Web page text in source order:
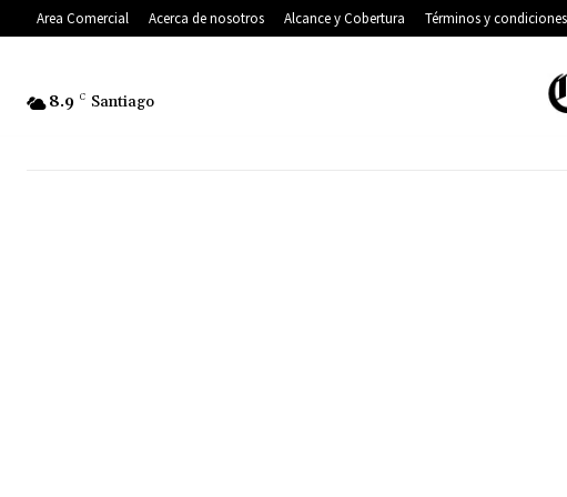
Area Comercial Acerca de nosotros Alcance y Cobertura Términos y condiciones
8.9 C Santiago